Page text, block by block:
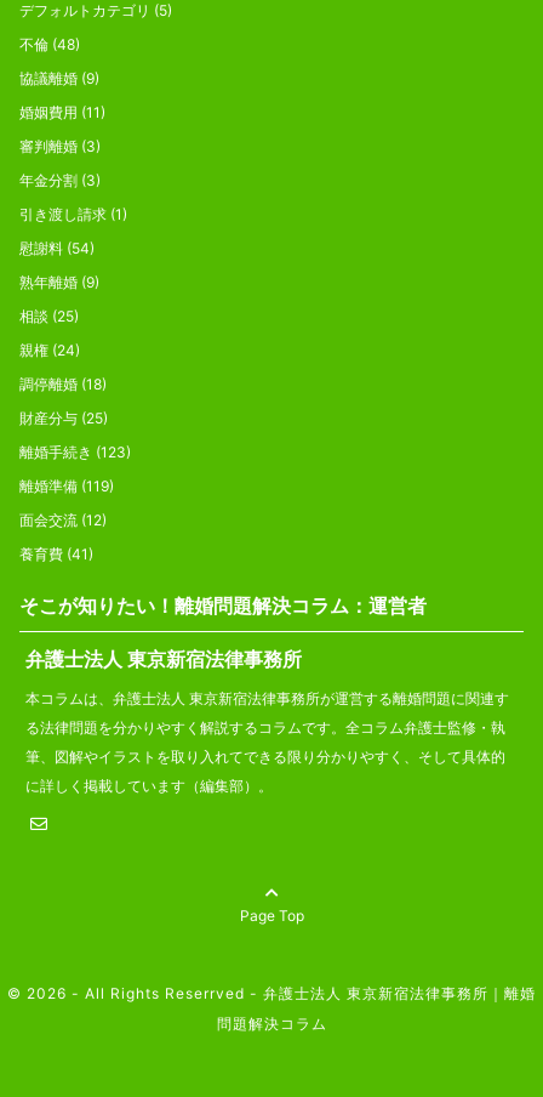
デフォルトカテゴリ (5)
不倫 (48)
協議離婚 (9)
婚姻費用 (11)
審判離婚 (3)
年金分割 (3)
引き渡し請求 (1)
慰謝料 (54)
熟年離婚 (9)
相談 (25)
親権 (24)
調停離婚 (18)
財産分与 (25)
離婚手続き (123)
離婚準備 (119)
面会交流 (12)
養育費 (41)
そこが知りたい！離婚問題解決コラム：運営者
弁護士法人 東京新宿法律事務所
本コラムは、弁護士法人 東京新宿法律事務所が運営する離婚問題に関連す
る法律問題を分かりやすく解説するコラムです。全コラム弁護士監修・執
筆、図解やイラストを取り入れてできる限り分かりやすく、そして具体的
に詳しく掲載しています（編集部）。
Page Top
© 2026 - All Rights Reserrved - 弁護士法人 東京新宿法律事務所｜離婚
問題解決コラム